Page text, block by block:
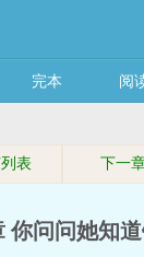
完本 阅
表 下一
你问问她知